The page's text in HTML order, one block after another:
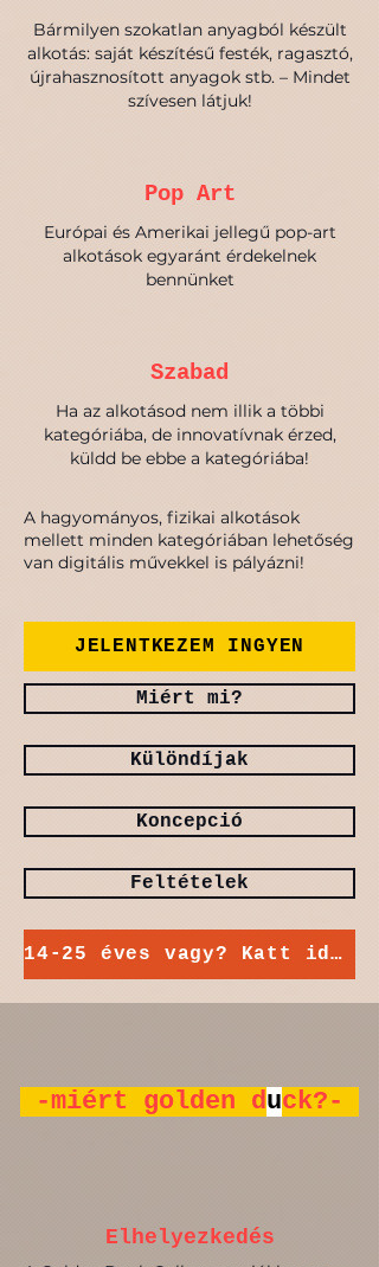
Bármilyen szokatlan anyagból készült
alkotás: saját készítésű festék, ragasztó,
újrahasznosított anyagok stb. – Mindet
szívesen látjuk!
Pop Art
Európai és Amerikai jellegű pop-art
alkotások egyaránt érdekelnek
bennünket
Szabad
Ha az alkotásod nem illik a többi
kategóriába, de innovatívnak érzed,
küldd be ebbe a kategóriába!
A hagyományos, fizikai alkotások
mellett minden kategóriában lehetőség
van digitális művekkel is pályázni!
JELENTKEZEM INGYEN
Miért mi?
Különdíjak
Koncepció
Feltételek
14-25 éves vagy? Katt ide!
-miért golden duck?-
Elhelyezkedés